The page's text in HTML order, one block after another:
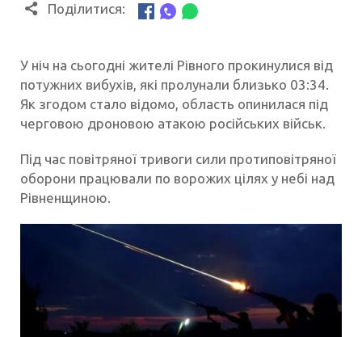
Поділитися:
У ніч на сьогодні жителі Рівного прокинулися від
потужних вибухів, які пролунали близько 03:34.
Як згодом стало відомо, область опинилася під
черговою дроновою атакою російських військ.
Під час повітряної тривоги сили протиповітряної
оборони працювали по ворожих цілях у небі над
Рівненщиною.